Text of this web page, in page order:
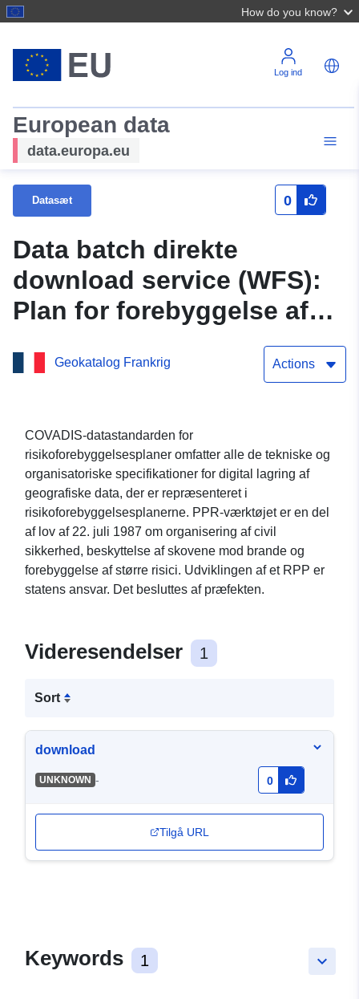
How do you know?
Log ind
European data
data.europa.eu
Datasæt 0
Data batch direkte
download service (WFS):
Plan for forebyggelse af
risikoen for krympning og
oppustning af ler fra
Grazan (Gers)
Geokatalog Frankrig Actions
COVADIS-datastandarden for
risikoforebyggelsesplaner omfatter alle de tekniske og
organisatoriske specifikationer for digital lagring af
geografiske data, der er repræsenteret i
risikoforebyggelsesplanerne. PPR-værktøjet er en del
af lov af 22. juli 1987 om organisering af civil
sikkerhed, beskyttelse af skovene mod brande og
forebyggelse af større risici. Udviklingen af et RPP er
statens ansvar. Det besluttes af præfekten.
Videresendelser 1
Sort
download
UNKNOWN - 0
Tilgå URL
keyboard_arrow_down
Keywords 1